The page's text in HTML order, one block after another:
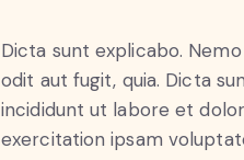
Dicta sunt explicabo.
odit aut fugit, quia. Dicta
incididunt ut labore et
exercitation ipsam